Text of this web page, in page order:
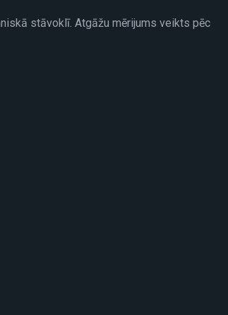
stāvoklī. Atgāžu mērijums veikts pēc